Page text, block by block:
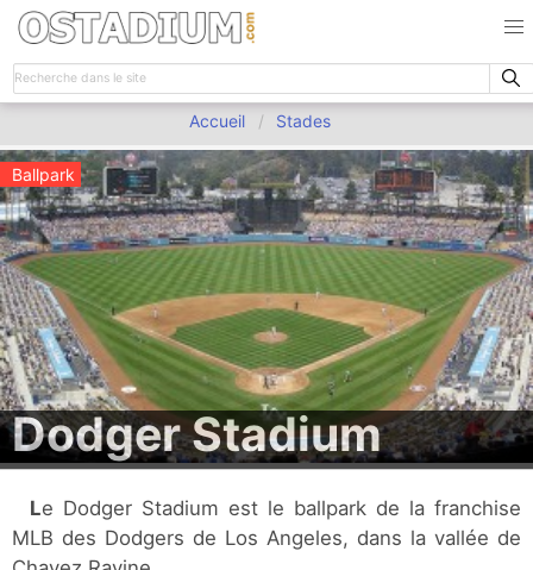
Accueil Stades
Ballpark
Dodger Stadium
Le Dodger Stadium est le ballpark de la franchise
MLB des Dodgers de Los Angeles, dans la vallée de